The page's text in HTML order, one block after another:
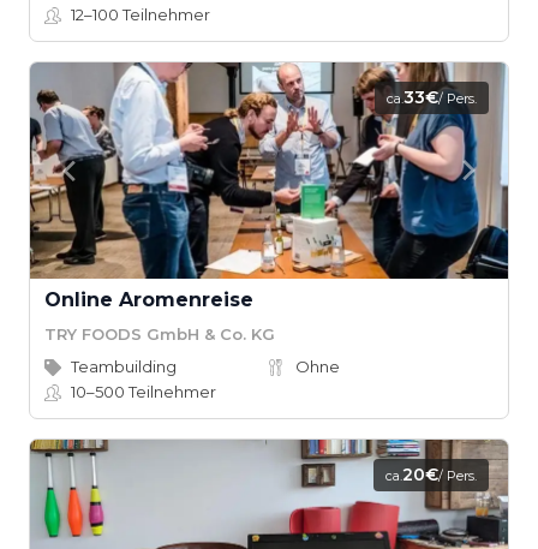
12–100Teilnehmer
ca.33€/ Pers.
Online Aromenreise
TRY FOODS GmbH & Co. KG
Teambuilding
Ohne
10–500Teilnehmer
ca.20€/ Pers.